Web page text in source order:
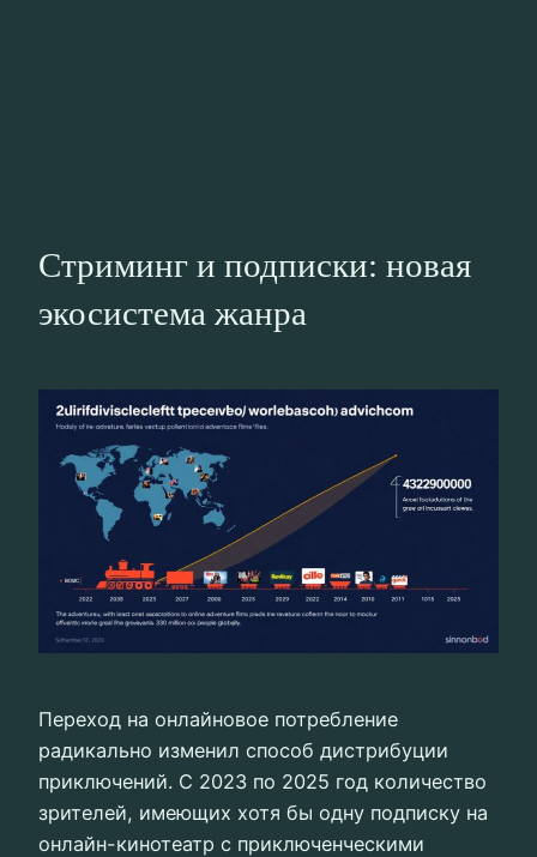
Стриминг и подписки: новая
экосистема жанра
Переход на онлайновое потребление
радикально изменил способ дистрибуции
приключений. С 2023 по 2025 год количество
зрителей, имеющих хотя бы одну подписку на
онлайн-кинотеатр с приключенческими